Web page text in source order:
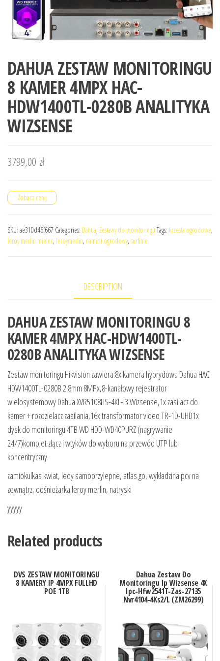
DAHUA ZESTAW MONITORINGU
8 KAMER 4MPX HAC-
HDW1400TL-0280B ANALITYKA
WIZSENSE
3799,00 zł
Zobacz cenę
SKU: ae310d46f667 Categories: Dahua, Zestawy do monitoringu Tags: krzesła ogrodowe,
leroy merlin mielec, leroymerlin, namiot ogrodowy, surfinie
DESCRIPTION
DAHUA ZESTAW MONITORINGU 8
KAMER 4MPX HAC-HDW1400TL-
0280B ANALITYKA WIZSENSE
Zestaw monitoringu Hikvision zawiera:8x kamera hybrydowa Dahua HAC-
HDW1400TL-0280B 2.8mm 8MPx,8-kanałowy rejestrator
wielosystemowy Dahua XVR5108HS-4KL-I3 Wizsense,1x zasilacz do
kamer + rozdzielacz zasilania,16x transformator video TR-1D-UHD1x
dysk do monitoringu 4TB WD HDD-WD40PURZ (nagrywanie
24/7)komplet złącz i wtyków do wyboru na przewód UTP lub
koncentryczny.
zamiokulkas kwiat, ledy samoprzylepne, atlas go, wykładzina pcv na
zewnątrz, odśnieżarka leroy merlin, natryski
yyyyy
Related products
DVS ZESTAW MONITORINGU
8 KAMERY IP 4MPX FULLHD
POE 1TB
Dahua Zestaw Do
Monitoringu Ip Wizsense 4X
Ipc-Hfw2541T-Zas-27135
Nvr4104-4Ks2/L (ZM26299)